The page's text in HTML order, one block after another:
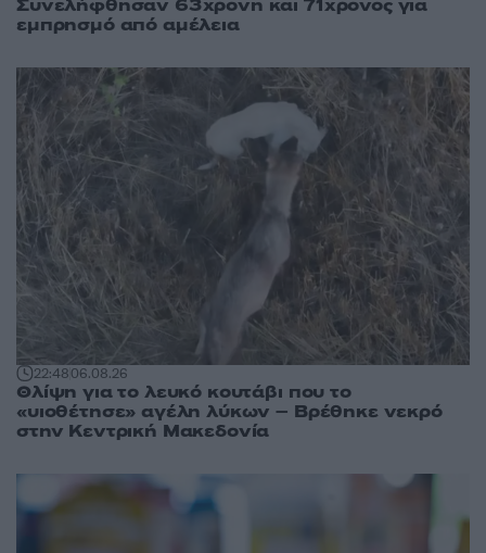
Συνελήφθησαν 63χρονη και 71χρονος για
εμπρησμό από αμέλεια
22:4806.08.26
Θλίψη για το λευκό κουτάβι που το
«υιοθέτησε» αγέλη λύκων – Βρέθηκε νεκρό
στην Κεντρική Μακεδονία